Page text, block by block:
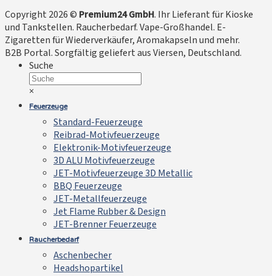
Copyright 2026 © Premium24 GmbH. Ihr Lieferant für Kioske
und Tankstellen. Raucherbedarf. Vape-Großhandel. E-
Zigaretten für Wiederverkäufer, Aromakapseln und mehr.
B2B Portal. Sorgfältig geliefert aus Viersen, Deutschland.
Suche
×
Feuerzeuge
Standard-Feuerzeuge
Reibrad-Motivfeuerzeuge
Elektronik-Motivfeuerzeuge
3D ALU Motivfeuerzeuge
JET-Motivfeuerzeuge 3D Metallic
BBQ Feuerzeuge
JET-Metallfeuerzeuge
Jet Flame Rubber & Design
JET-Brenner Feuerzeuge
Raucherbedarf
Aschenbecher
Headshopartikel